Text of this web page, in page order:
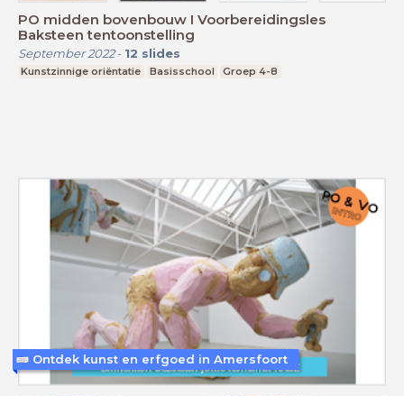
PO midden bovenbouw I Voorbereidingsles
Baksteen tentoonstelling
September 2022- 12 slides
Kunstzinnige oriëntatie Basisschool Groep 4-8
Ontdek kunst en erfgoed in Amersfoort